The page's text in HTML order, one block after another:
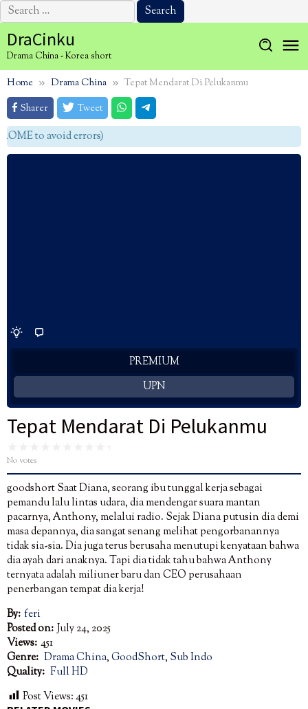
Search
for:
to
content
DraCinku
Drama China - Korea short
Home Drama China
Tepat Mendarat Di Pelukanmu
Sharer
Tweet
to avoid errors)
PREMIUM
UPN
Tepat Mendarat Di Pelukanmu
No votes
goodshort Saat Diana, seorang ibu tunggal kerja sebagai
pemandu lalu lintas udara, dia mendengar suara mantan
pacarnya, Anthony, melalui radio. Sejak Diana putusin dia demi
masa depannya, dia sangat senang melihat pengorbanannya
tidak sia-sia. Dia juga terus berusaha menutupi kenyataan bahwa
dia ayah dari anaknya. Tapi dia tidak tahu bahwa Anthony
ternyata adalah miliuner baru dan CEO perusahaan
penerbangan tempat dia kerja!
By: feri
Posted on: July 24, 2025
Views: 451
Genre: Drama China,GoodShort, Sub Indo
Quality: Full HD
Post Views:451